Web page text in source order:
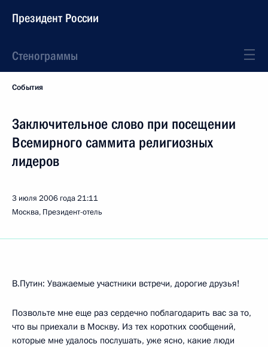
Президент России
Стенограммы
События
Заключительное слово при посещении
Всемирного саммита религиозных
лидеров
3 июля 2006 года21:11
Москва, Президент-отель
В.Путин: Уважаемые участники встречи, дорогие друзья!
Позвольте мне еще раз сердечно поблагодарить вас за то,
что вы приехали в Москву. Из тех коротких сообщений,
которые мне удалось послушать, уже ясно, какие люди